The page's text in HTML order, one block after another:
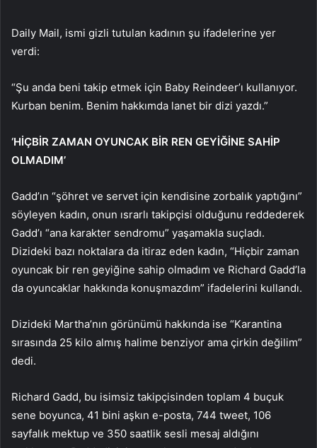
Daily Mail, ismi gizli tutulan kadının şu ifadelerine yer
verdi:
“Şu anda beni takip etmek için Baby Reindeer’ı kullanıyor.
Kurban benim. Benim hakkımda lanet bir dizi yazdı.”
‘HİÇBİR ZAMAN OYUNCAK BİR REN GEYİĞİNE SAHİP
OLMADIM’
Gadd’ın “şöhret ve servet için kendisine zorbalık yaptığını”
söyleyen kadın, onun ısrarlı takipçisi olduğunu reddederek
Gadd’ı “ana karakter sendromu” yaşamakla suçladı.
Dizideki bazı noktalara da itiraz eden kadın, “Hiçbir zaman
oyuncak bir ren geyiğine sahip olmadım ve Richard Gadd’la
da oyuncaklar hakkında konuşmazdım” ifadelerini kullandı.
Dizideki Martha’nın görünümü hakkında ise “Karantina
sırasında 25 kilo almış halime benziyor ama çirkin değilim”
dedi.
Richard Gadd, bu isimsiz takipçisinden toplam 4 buçuk
sene boyunca, 41 bini aşkın e-posta, 744 tweet, 106
sayfalık mektup ve 350 saatlik sesli mesaj aldığını